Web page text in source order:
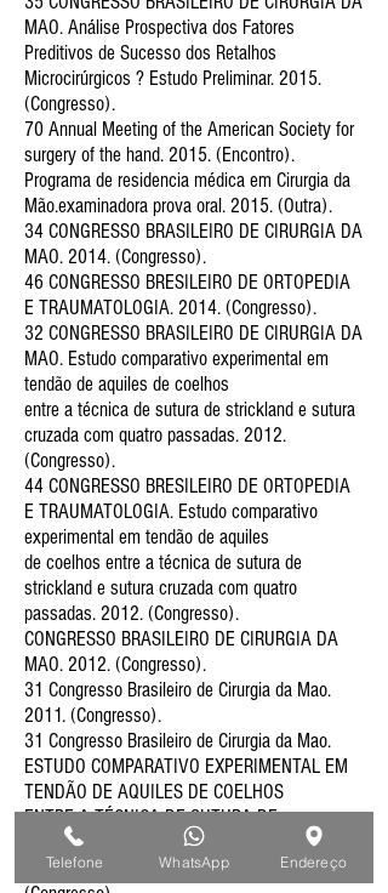
MAO. Análise Prospectiva dos Fatores
Preditivos de Sucesso dos Retalhos
Microcirúrgicos ? Estudo Preliminar. 2015.
(Congresso).
70 Annual Meeting of the American Society for
surgery of the hand. 2015. (Encontro).
Programa de residencia médica em Cirurgia da
Mão.examinadora prova oral. 2015. (Outra).
34 CONGRESSO BRASILEIRO DE CIRURGIA DA
MAO. 2014. (Congresso).
46 CONGRESSO BRESILEIRO DE ORTOPEDIA
E TRAUMATOLOGIA. 2014. (Congresso).
32 CONGRESSO BRASILEIRO DE CIRURGIA DA
MAO. Estudo comparativo experimental em
tendão de aquiles de coelhos
entre a técnica de sutura de strickland e sutura
cruzada com quatro passadas. 2012.
(Congresso).
44 CONGRESSO BRESILEIRO DE ORTOPEDIA
E TRAUMATOLOGIA. Estudo comparativo
experimental em tendão de aquiles
de coelhos entre a técnica de sutura de
strickland e sutura cruzada com quatro
passadas. 2012. (Congresso).
CONGRESSO BRASILEIRO DE CIRURGIA DA
MAO. 2012. (Congresso).
31 Congresso Brasileiro de Cirurgia da Mao.
2011. (Congresso).
31 Congresso Brasileiro de Cirurgia da Mao.
ESTUDO COMPARATIVO EXPERIMENTAL EM
TENDÃO DE AQUILES DE COELHOS
ENTRE A TÉCNICA DE SUTURA DE
STRICKLAND E SUTURA CRUZADA COM 4
PASSAGENS ? ESTUDO PRELIMINAR. 2011.
Telefone WhatsApp Endereço